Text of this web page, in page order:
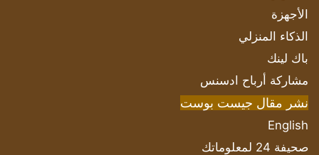
الأجهزة
الذكاء المنزلي
باك لينك
مشاركة أرباح ادسنس
نشر مقال جيست بوست
English
صحيفة 24 لمعلوماتك